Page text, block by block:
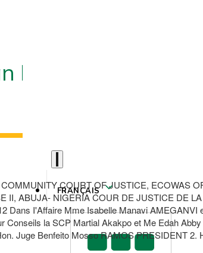
Rights CLA 2.0
FRANÇAIS
COURT OF JUSTICE, ECOWAS
II, ABUJA- NIGERIA COUR DE JUSTICE DE
Dans I'Affaire Mme Isabelle Manavi
Conseils la SCP Martial Akakpo et Me Edah
Juge Benfeito Mosso RAMOS PRESIDENT